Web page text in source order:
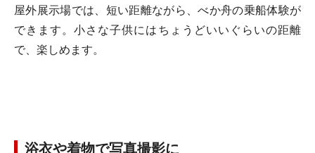
屋外展示場では、短い距離ながら、べか舟の乗船体験が
できます。小さな子供にはちょうどいいぐらいの距離
で、楽しめます。
浴衣や着物で写真撮影に